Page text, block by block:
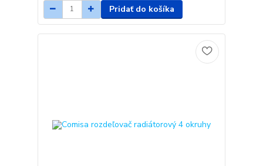
Pridať do košíka